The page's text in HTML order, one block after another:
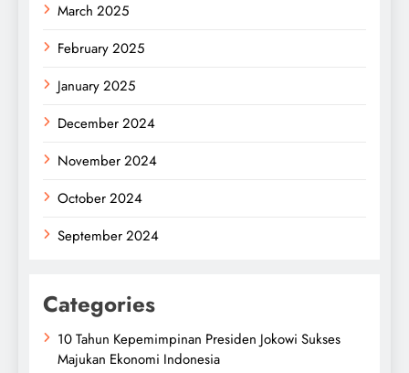
March 2025
February 2025
January 2025
December 2024
November 2024
October 2024
September 2024
Categories
10 Tahun Kepemimpinan Presiden Jokowi Sukses
Majukan Ekonomi Indonesia